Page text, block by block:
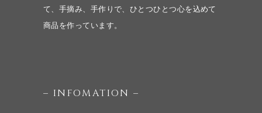
て、手摘み、手作りで、ひとつひとつ心を込めて
商品を作っています。
– INFOMATION –